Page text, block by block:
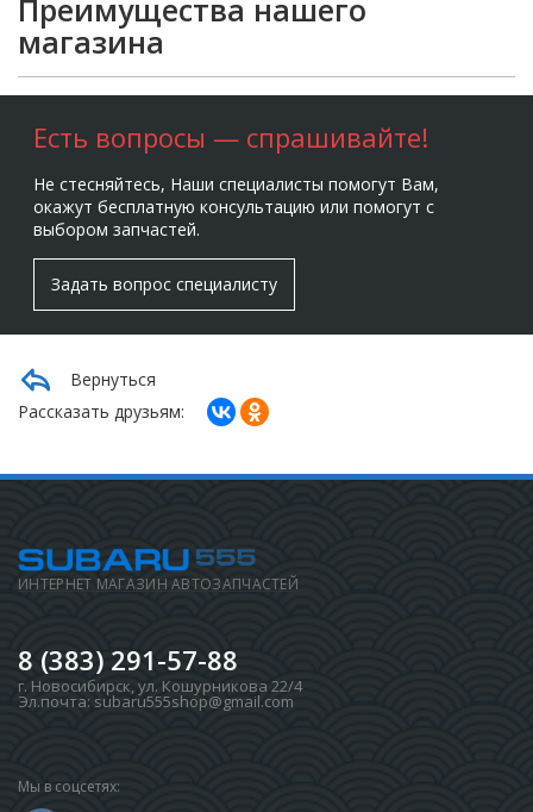
Преимущества нашего
магазина
Есть вопросы — спрашивайте!
Не стесняйтесь, Наши специалисты помогут Вам,
окажут бесплатную консультацию или помогут с
выбором запчастей.
Задать вопрос специалисту
Вернуться
Рассказать друзьям:
ИНТЕРНЕТ МАГАЗИН АВТОЗАПЧАСТЕЙ
8 (383) 291-57-88
г. Новосибирск,ул. Кошурникова 22/4
Эл.почта: subaru555shop@gmail.com
Мы в соцсетях: